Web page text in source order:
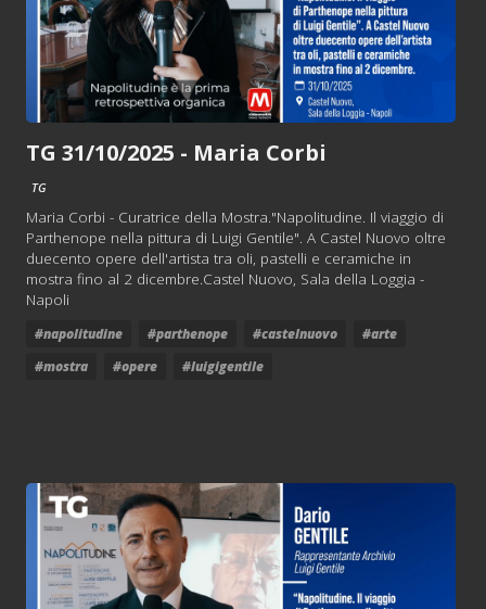
TG 31/10/2025 - Maria Corbi
TG
Maria Corbi - Curatrice della Mostra."Napolitudine. Il viaggio di
Parthenope nella pittura di Luigi Gentile". A Castel Nuovo oltre
duecento opere dell'artista tra oli, pastelli e ceramiche in
mostra fino al 2 dicembre.Castel Nuovo, Sala della Loggia -
Napoli
#napolitudine #parthenope #castelnuovo
#arte
#mostra
#opere #luigigentile